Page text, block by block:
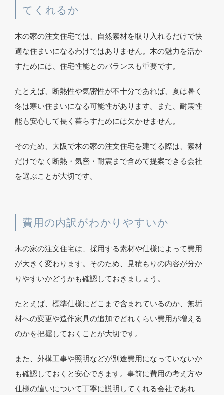
てくれるか
木の家の注文住宅では、自然素材を取り入れるだけで快
適な住まいになるわけではありません。木の魅力を活か
すためには、住宅性能とのバランスも重要です。
たとえば、断熱性や気密性が不十分であれば、夏は暑く
冬は寒い住まいになる可能性があります。また、耐震性
能も安心して長く暮らすためには欠かせません。
そのため、大阪で木の家の注文住宅を建てる際は、素材
だけでなく断熱・気密・耐震まで含めて提案できる会社
を選ぶことが大切です。
費用の内訳がわかりやすいか
木の家の注文住宅は、採用する素材や仕様によって費用
が大きく変わります。そのため、見積もりの内容が分か
りやすいかどうかも確認しておきましょう。
たとえば、標準仕様にどこまで含まれているのか、無垢
材への変更や造作家具の追加でどれくらい費用が増える
のかを把握しておくことが大切です。
また、外構工事や照明などが別途費用になっていないか
も確認しておくと安心できます。事前に費用の考え方や
仕様の違いについて丁寧に説明してくれる会社であれ